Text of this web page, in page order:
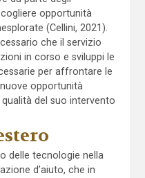
opportunità
(Cellini, 2021).
che il servizio
in corso e sviluppi le
per affrontare le
opportunità
del suo intervento
delle tecnologie nella
d’aiuto, che in